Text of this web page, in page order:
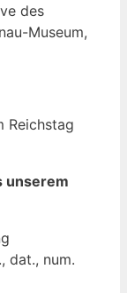
des
Museum,
Reichstag
unserem
dat., num.